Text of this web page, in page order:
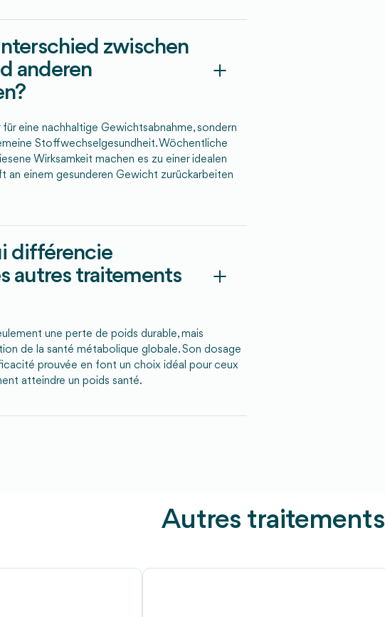
zwischen
anderen
eine nachhaltige Gewichtsabnahme, sondern
Stoffwechselgesundheit. Wöchentliche
Wirksamkeit machen es zu einer idealen
an einem gesunderen Gewicht zurückarbeiten
différencie
autres traitements
une perte de poids durable, mais
de la santé métabolique globale. Son dosage
prouvée en font un choix idéal pour ceux
atteindre un poids santé.
Autres traitements